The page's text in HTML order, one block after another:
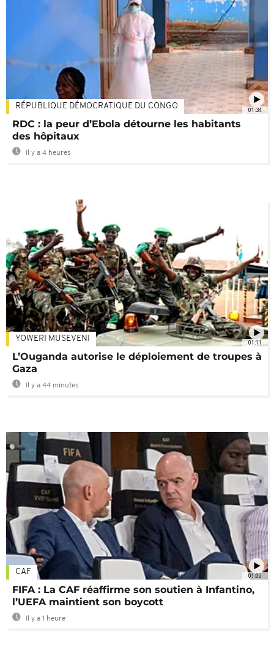
01:34
RÉPUBLIQUE DÉMOCRATIQUE DU CONGO
RDC : la peur d’Ebola détourne les habitants
des hôpitaux
Il y a 4 heures
01:11
YOWERI MUSEVENI
L’Ouganda autorise le déploiement de troupes à
Gaza
Il y a 44 minutes
01:00
CAF
FIFA : La CAF réaffirme son soutien à Infantino,
l’UEFA maintient son boycott
Il y a 1 heure